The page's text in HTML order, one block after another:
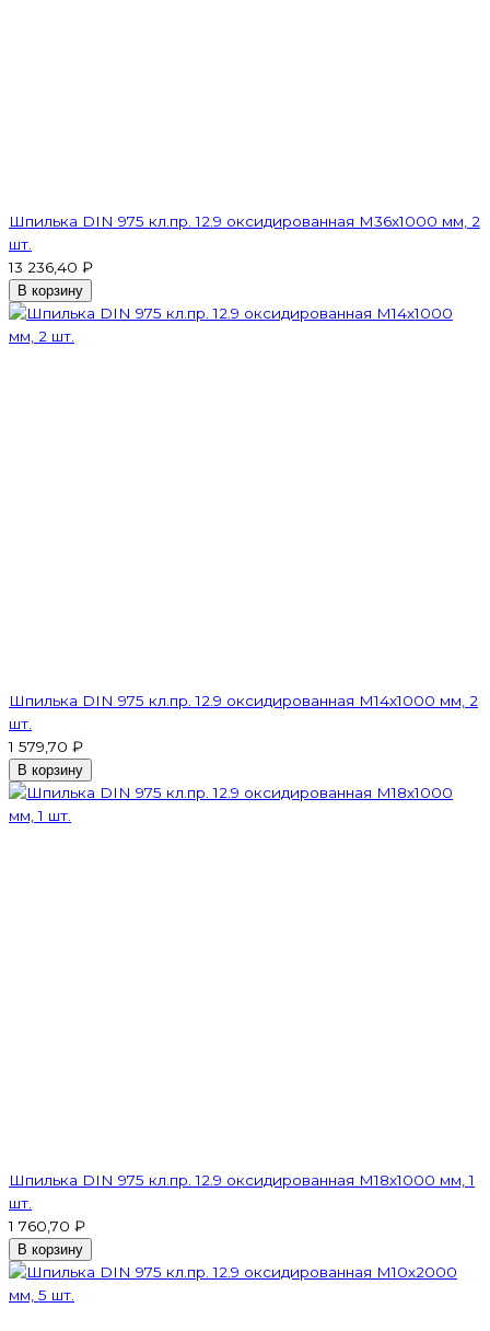
Шпилька DIN 975 кл.пр. 12.9 оксидированная M36х1000 мм, 2
шт.
13 236,40 ₽
В корзину
Шпилька DIN 975 кл.пр. 12.9 оксидированная M14х1000 мм, 2
шт.
1 579,70 ₽
В корзину
Шпилька DIN 975 кл.пр. 12.9 оксидированная M18х1000 мм, 1
шт.
1 760,70 ₽
В корзину